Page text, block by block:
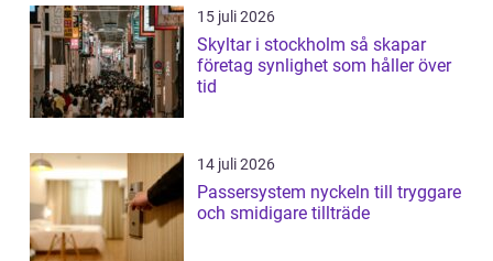
15 juli 2026
Skyltar i stockholm så skapar
företag synlighet som håller över
tid
14 juli 2026
Passersystem nyckeln till tryggare
och smidigare tillträde